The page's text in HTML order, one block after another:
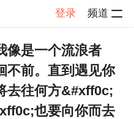
登录 频道
帖子详情
像是一个流浪者
不前。直到遇见你
去往何方&#xff0c;
也要向你而去